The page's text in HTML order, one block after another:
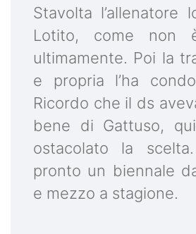
Stavolta l’allenatore
Lotito, come non
ultimamente. Poi la
e propria l’ha
Ricordo che il ds
bene di Gattuso,
ostacolato la
pronto un biennale
e mezzo a stagione.